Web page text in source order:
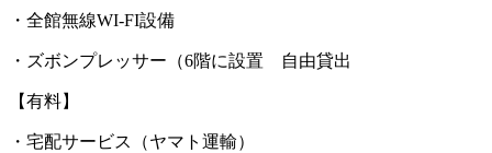
・全館無線WI-FI設備
・ズボンプレッサー（6階に設置 自由貸出
【有料】
・宅配サービス（ヤマト運輸）